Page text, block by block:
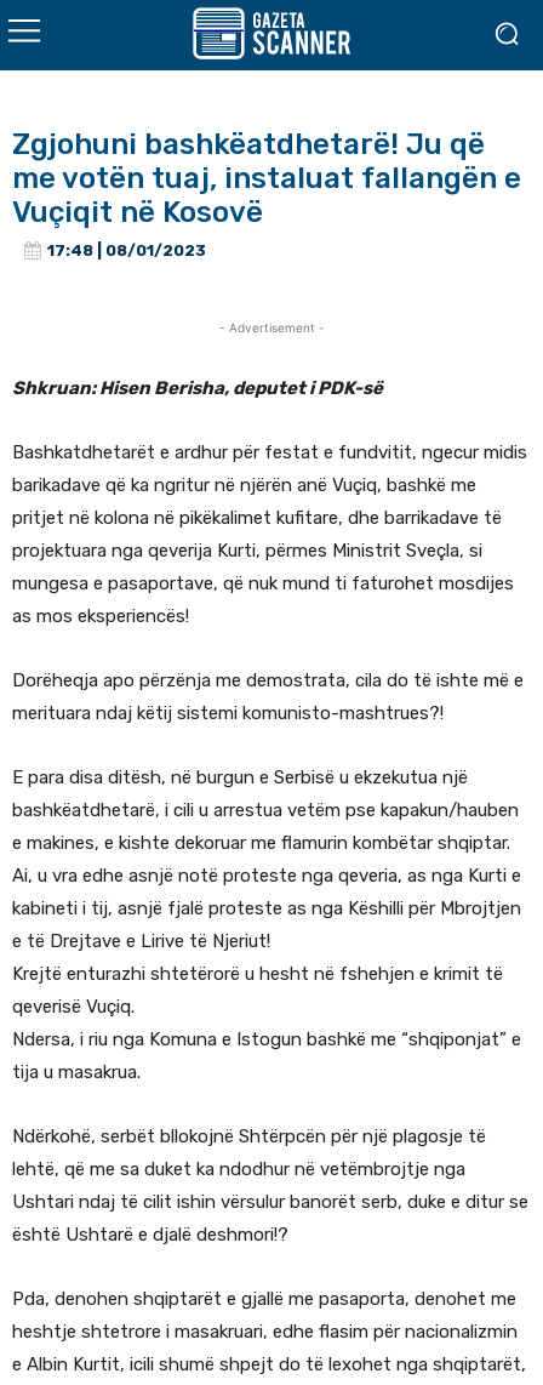
Zgjohuni bashkëatdhetarë! Ju që
me votën tuaj, instaluat fallangën e
Vuçiqit në Kosovë
17:48 | 08/01/2023
- Advertisement -
Shkruan: Hisen Berisha, deputet i PDK-së
Bashkatdhetarët e ardhur për festat e fundvitit, ngecur midis
barikadave që ka ngritur në njërën anë Vuçiq, bashkë me
pritjet në kolona në pikëkalimet kufitare, dhe barrikadave të
projektuara nga qeverija Kurti, përmes Ministrit Sveçla, si
mungesa e pasaportave, që nuk mund ti faturohet mosdijes
as mos eksperiencës!
Dorëheqja apo përzënja me demostrata, cila do të ishte më e
merituara ndaj këtij sistemi komunisto-mashtrues?!
E para disa ditësh, në burgun e Serbisë u ekzekutua një
bashkëatdhetarë, i cili u arrestua vetëm pse kapakun/hauben
e makines, e kishte dekoruar me flamurin kombëtar shqiptar.
Ai, u vra edhe asnjë notë proteste nga qeveria, as nga Kurti e
kabineti i tij, asnjë fjalë proteste as nga Këshilli për Mbrojtjen
e të Drejtave e Lirive të Njeriut!
Krejtë enturazhi shtetërorë u hesht në fshehjen e krimit të
qeverisë Vuçiq.
Ndersa, i riu nga Komuna e Istogun bashkë me “shqiponjat” e
tija u masakrua.
Ndërkohë, serbët bllokojnë Shtërpcën për një plagosje të
lehtë, që me sa duket ka ndodhur në vetëmbrojtje nga
Ushtari ndaj të cilit ishin vërsulur banorët serb, duke e ditur se
është Ushtarë e djalë deshmori!?
Pda, denohen shqiptarët e gjallë me pasaporta, denohet me
heshtje shtetrore i masakruari, edhe flasim për nacionalizmin
e Albin Kurtit, icili shumë shpejt do të lexohet nga shqiptarët,